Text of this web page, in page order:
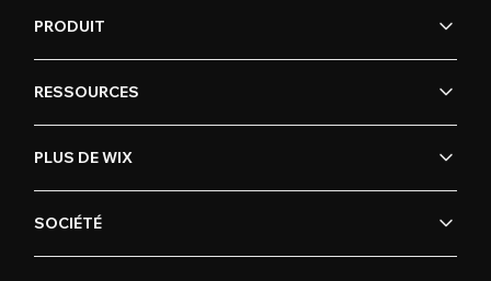
PRODUIT
RESSOURCES
PLUS DE WIX
SOCIÉTÉ